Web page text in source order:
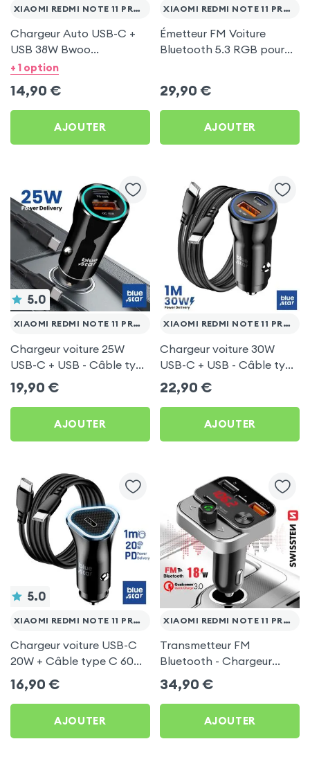
XIAOMI REDMI NOTE 11 PRO 5G
Chargeur Auto USB-C +
USB 38W Bwoo
Transparent pour Xiaomi
+ 1 option
14,90 €
AJOUTER
XIAOMI REDMI NOTE 11 PRO 5G
Émetteur FM Voiture
Bluetooth 5.3 RGB pour
29,90 €
AJOUTER
5.0
XIAOMI REDMI NOTE 11 PRO 5G
Chargeur voiture 25W
USB-C + USB - Câble type
C 60W Blue Star pour
Xiaomi Redmi Note 11 Pro
5G
19,90 €
AJOUTER
XIAOMI REDMI NOTE 11 PRO 5G
Chargeur voiture 30W
USB-C + USB - Câble type
C 60W Blue Star pour
Xiaomi Redmi Note 11 Pro
5G
22,90 €
AJOUTER
5.0
XIAOMI REDMI NOTE 11 PRO 5G
Chargeur voiture USB-C
20W + Câble type C 60W
Blue Star pour Xiaomi
Redmi Note 11 Pro 5G
16,90 €
AJOUTER
XIAOMI REDMI NOTE 11 PRO 5G
Transmetteur FM
Bluetooth - Chargeur
Voiture USB C + USB -
Swissten
34,90 €
AJOUTER